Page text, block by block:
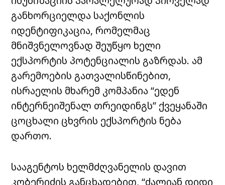
განხორციელდა საქონლის
იდენტიფიკაცია, რომელმაც
მნიშვნელოვნად შეუწყო ხელი
ექსპორტის პოტენციალის გაზრდას. ამ
გარემოების გათვალისწინებით,
ისრაელის მხარემ კომპანია “ედენ
ინტერნეიშენალ თრეიდინგს” ქვეყანაში
ცოცხალი ცხვრის ექსპორტის ნება
დართო.
სააგენტოს ხელმძღვანელის დავით
კობერიძის განცხადებით, “ძალიან დიდი